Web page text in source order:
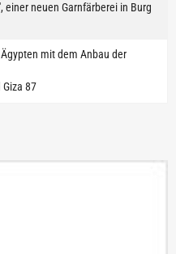
einer neuen Garnfärberei in Burg
mit dem Anbau der
87